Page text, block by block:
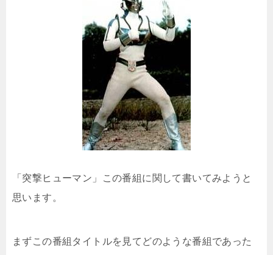
「突撃ヒューマン」この番組に関して書いてみようと
思います。
まずこの番組タイトルを見てどのような番組であった